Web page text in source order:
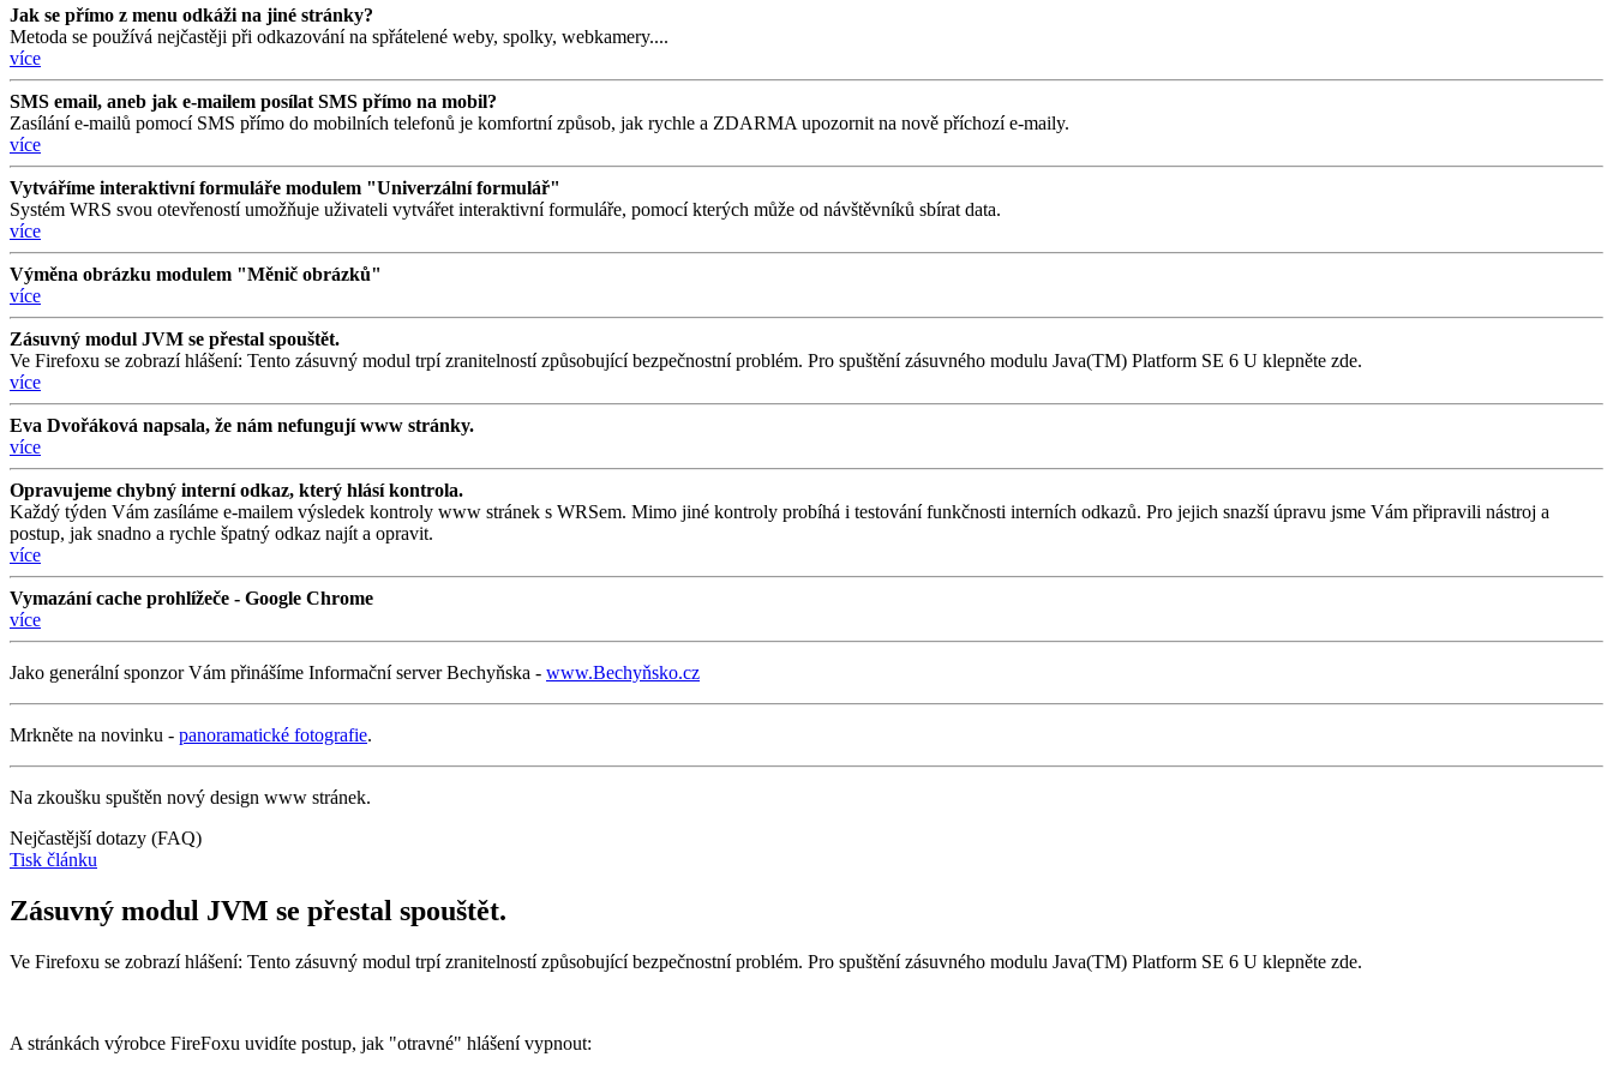
Jak se přímo z menu odkáži na jiné stránky?
Metoda se používá nejčastěji při odkazování na spřátelené weby, spolky, webkamery....
více
SMS email, aneb jak e-mailem posílat SMS přímo na mobil?
Zasílání e-mailů pomocí SMS přímo do mobilních telefonů je komfortní způsob, jak rychle a ZDARMA upozornit na nově příchozí e-maily.
více
Vytváříme interaktivní formuláře modulem "Univerzální formulář"
Systém WRS svou otevřeností umožňuje uživateli vytvářet interaktivní formuláře, pomocí kterých může od návštěvníků sbírat data.
více
Výměna obrázku modulem "Měnič obrázků"
více
Zásuvný modul JVM se přestal spouštět.
Ve Firefoxu se zobrazí hlášení: Tento zásuvný modul trpí zranitelností způsobující bezpečnostní problém. Pro spuštění zásuvného modulu Java(TM) Platform SE 6 U klepněte zde.
více
Eva Dvořáková napsala, že nám nefungují www stránky.
více
Opravujeme chybný interní odkaz, který hlásí kontrola.
Každý týden Vám zasíláme e-mailem výsledek kontroly www stránek s WRSem. Mimo jiné kontroly probíhá i testování funkčnosti interních odkazů. Pro jejich snazší úpravu jsme Vám připravili nástroj a
postup, jak snadno a rychle špatný odkaz najít a opravit.
více
Vymazání cache prohlížeče - Google Chrome
více
Jako generální sponzor Vám přinášíme Informační server Bechyňska - www.Bechyňsko.cz
Mrkněte na novinku - panoramatické fotografie.
Na zkoušku spuštěn nový design www stránek.
Nejčastější dotazy (FAQ)
Tisk článku
Zásuvný modul JVM se přestal spouštět.
Ve Firefoxu se zobrazí hlášení: Tento zásuvný modul trpí zranitelností způsobující bezpečnostní problém. Pro spuštění zásuvného modulu Java(TM) Platform SE 6 U klepněte zde.
A stránkách výrobce FireFoxu uvidíte postup, jak "otravné" hlášení vypnout: